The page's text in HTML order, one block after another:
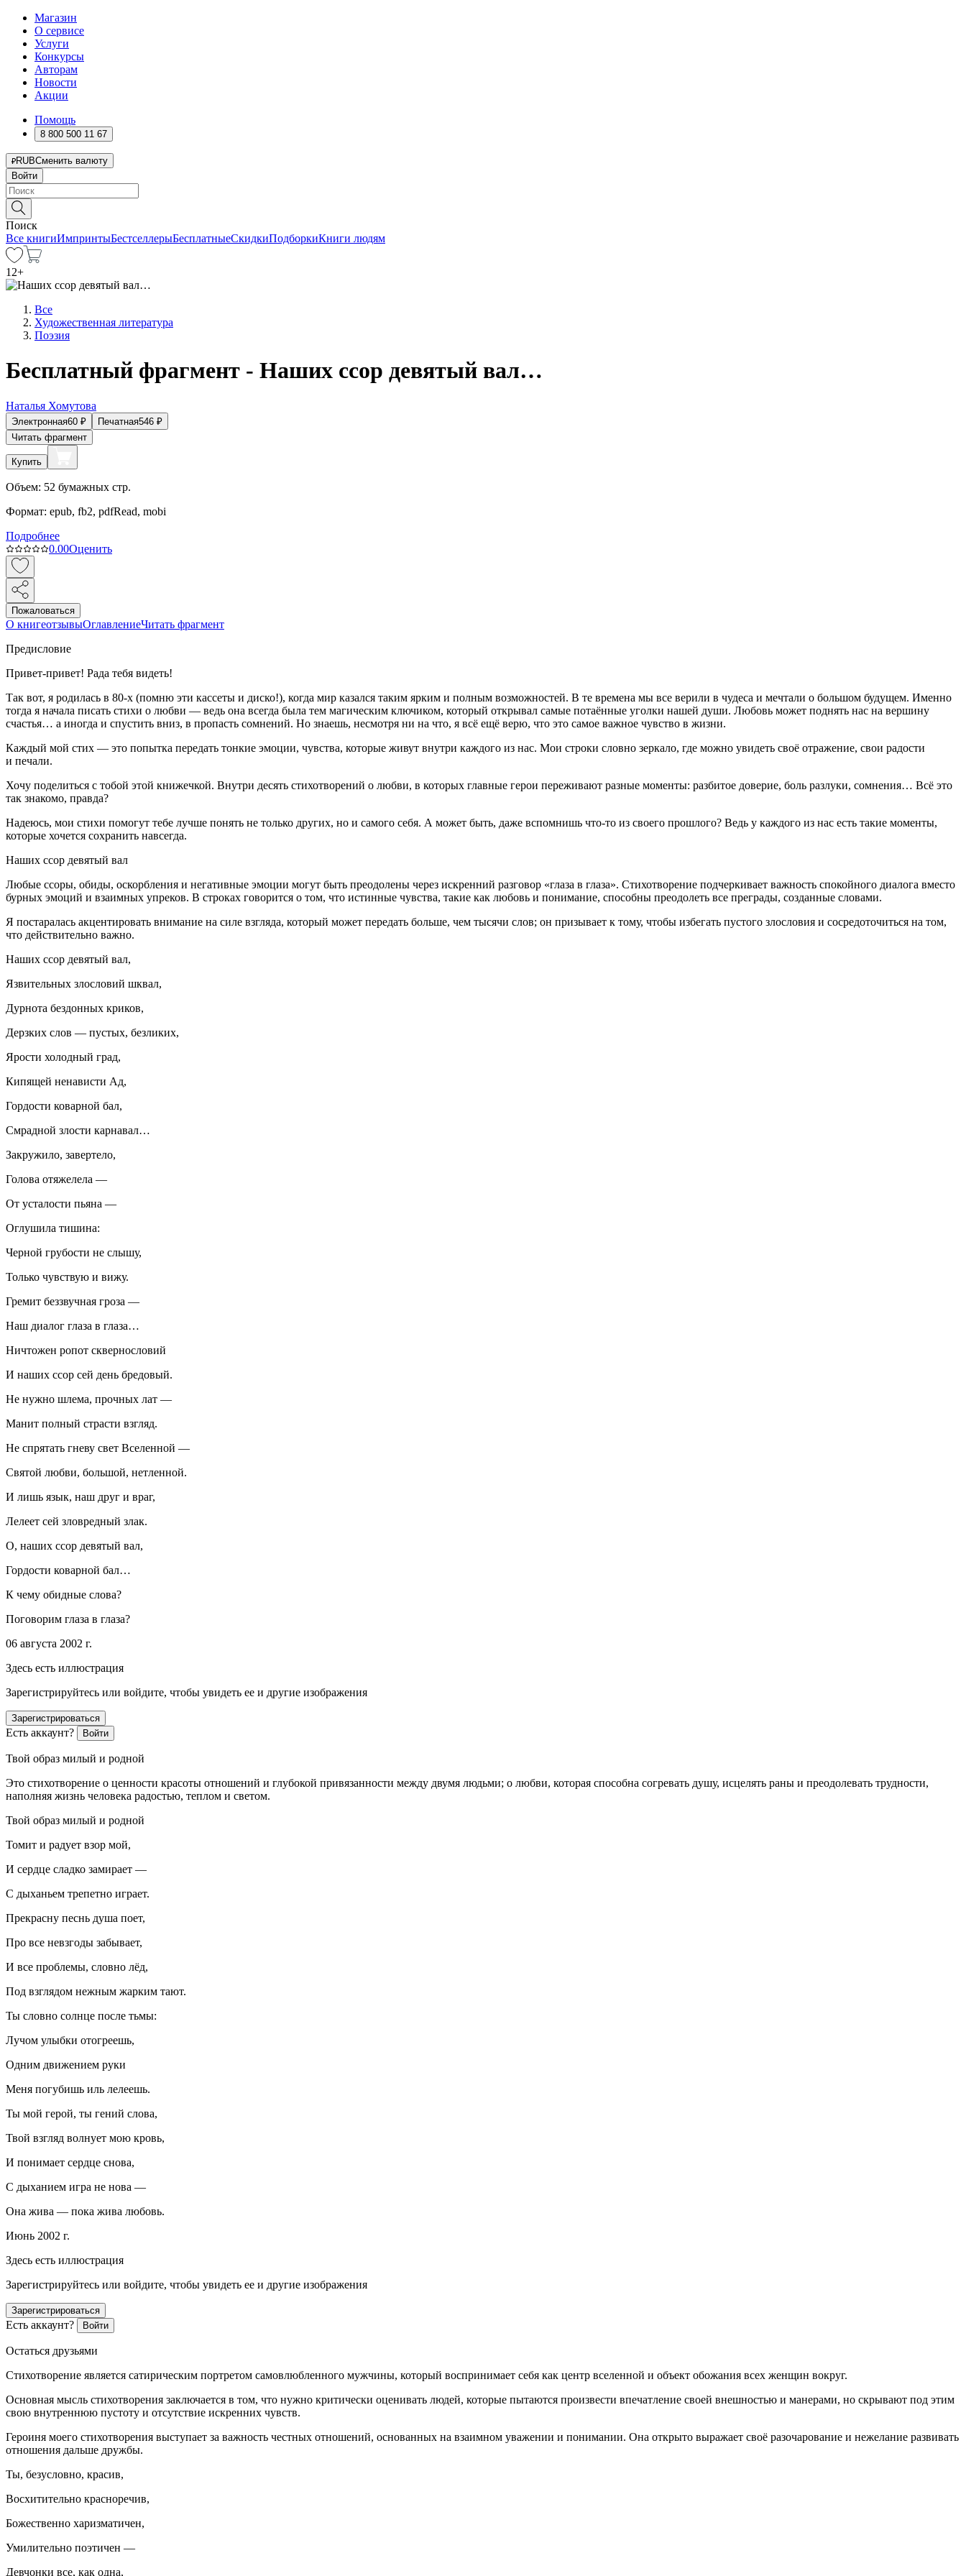
Магазин
О сервисе
Услуги
Конкурсы
Авторам
Новости
Акции
Помощь
8 800 500 11 67
RUBСменить валюту
Войти
Поиск
Все книгиИмпринтыБестселлерыБесплатныеСкидкиПодборкиКниги людям
12+
Все
Художественная литература
Поэзия
Бесплатный фрагмент - Наших ссор девятый вал…
Наталья Хомутова
Электронная60 ₽ Печатная546 ₽
Читать фрагмент
Купить
Объем: 52 бумажных стр.
Формат: epub, fb2, pdfRead, mobi
Подробнее
0.00Оценить
Пожаловаться
О книгеотзывыОглавлениеЧитать фрагмент
Предисловие
Привет-привет! Рада тебя видеть!
Так вот, я родилась в 80-х (помню эти кассеты и диско!), когда мир казался таким ярким и полным возможностей. В те времена мы все верили в чудеса и мечтали о большом будущем. Именно
тогда я начала писать стихи о любви — ведь она всегда была тем магическим ключиком, который открывал самые потаённые уголки нашей души. Любовь может поднять нас на вершину
счастья… а иногда и спустить вниз, в пропасть сомнений. Но знаешь, несмотря ни на что, я всё ещё верю, что это самое важное чувство в жизни.
Каждый мой стих — это попытка передать тонкие эмоции, чувства, которые живут внутри каждого из нас. Мои строки словно зеркало, где можно увидеть своё отражение, свои радости
и печали.
Хочу поделиться с тобой этой книжечкой. Внутри десять стихотворений о любви, в которых главные герои переживают разные моменты: разбитое доверие, боль разлуки, сомнения… Всё это
так знакомо, правда?
Надеюсь, мои стихи помогут тебе лучше понять не только других, но и самого себя. А может быть, даже вспомнишь что-то из своего прошлого? Ведь у каждого из нас есть такие моменты,
которые хочется сохранить навсегда.
Наших ссор девятый вал
Любые ссоры, обиды, оскорбления и негативные эмоции могут быть преодолены через искренний разговор «глаза в глаза». Стихотворение подчеркивает важность спокойного диалога вместо
бурных эмоций и взаимных упреков. В строках говорится о том, что истинные чувства, такие как любовь и понимание, способны преодолеть все преграды, созданные словами.
Я постаралась акцентировать внимание на силе взгляда, который может передать больше, чем тысячи слов; он призывает к тому, чтобы избегать пустого злословия и сосредоточиться на том,
что действительно важно.
Наших ссор девятый вал,
Язвительных злословий шквал,
Дурнота бездонных криков,
Дерзких слов — пустых, безликих,
Ярости холодный град,
Кипящей ненависти Ад,
Гордости коварной бал,
Смрадной злости карнавал…
Закружило, завертело,
Голова отяжелела —
От усталости пьяна —
Оглушила тишина:
Черной грубости не слышу,
Только чувствую и вижу.
Гремит беззвучная гроза —
Наш диалог глаза в глаза…
Ничтожен ропот сквернословий
И наших ссор сей день бредовый.
Не нужно шлема, прочных лат —
Манит полный страсти взгляд.
Не спрятать гневу свет Вселенной —
Святой любви, большой, нетленной.
И лишь язык, наш друг и враг,
Лелеет сей зловредный злак.
О, наших ссор девятый вал,
Гордости коварной бал…
К чему обидные слова?
Поговорим глаза в глаза?
06 августа 2002 г.
Здесь есть иллюстрация
Зарегистрируйтесь или войдите, чтобы увидеть ее и другие изображения
Зарегистрироваться
Есть аккаунт? Войти
Твой образ милый и родной
Это стихотворение о ценности красоты отношений и глубокой привязанности между двумя людьми; о любви, которая способна согревать душу, исцелять раны и преодолевать трудности,
наполняя жизнь человека радостью, теплом и светом.
Твой образ милый и родной
Томит и радует взор мой,
И сердце сладко замирает —
С дыханьем трепетно играет.
Прекрасну песнь душа поет,
Про все невзгоды забывает,
И все проблемы, словно лёд,
Под взглядом нежным жарким тают.
Ты словно солнце после тьмы:
Лучом улыбки отогреешь,
Одним движением руки
Меня погубишь иль лелеешь.
Ты мой герой, ты гений слова,
Твой взгляд волнует мою кровь,
И понимает сердце снова,
С дыханием игра не нова —
Она жива — пока жива любовь.
Июнь 2002 г.
Здесь есть иллюстрация
Зарегистрируйтесь или войдите, чтобы увидеть ее и другие изображения
Зарегистрироваться
Есть аккаунт? Войти
Остаться друзьями
Стихотворение является сатирическим портретом самовлюбленного мужчины, который воспринимает себя как центр вселенной и объект обожания всех женщин вокруг.
Основная мысль стихотворения заключается в том, что нужно критически оценивать людей, которые пытаются произвести впечатление своей внешностью и манерами, но скрывают под этим
свою внутреннюю пустоту и отсутствие искренних чувств.
Героиня моего стихотворения выступает за важность честных отношений, основанных на взаимном уважении и понимании. Она открыто выражает своё разочарование и нежелание развивать
отношения дальше дружбы.
Ты, безусловно, красив,
Восхитительно красноречив,
Божественно харизматичен,
Умилительно поэтичен —
Девчонки все, как одна,